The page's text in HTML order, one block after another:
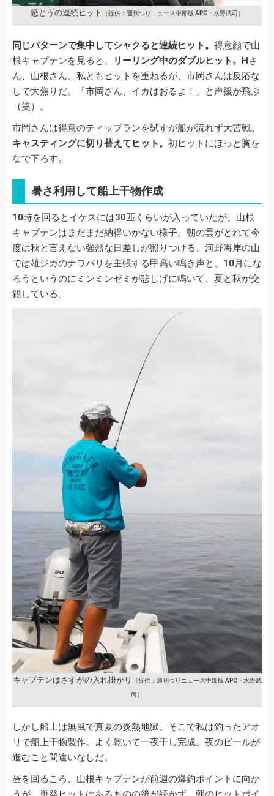
怒とうの連続ヒット （提供：週刊つりニュース中部版 APC・水野武司）
同じパターンで集中してシャクると連続ヒット。 得意顔で山
根キャプテンを見ると、
リーリング中のダブルヒット。 Hさ
ん、山根さん、私ともヒットを重ねるが、市岡さんは反応な
しで大焦りだ。「市岡さん、イカはおるよ！」と声援が飛ぶ
（笑）。
市岡さんは得意のティップランを試すが船が流れず大苦戦。
キャスティングに切り替えてヒット。 初ヒットにほっと胸を
なで下ろす。
暑さ利用して船上干物作成
10時を回るとイケスには30匹くらいが入っていたが、山根
キャプテンはまだまだ納得いかない様子。朝の雲がとれて今
度は秋と言えない強烈な日差しが照りつける、河野海岸の山
では雄ジカのナワバリを主張する甲高い鳴き声と、10月にな
ろうというのにミンミンゼミが悲しげに鳴いて、夏と秋が交
錯している。
キャプテンはさすがの入れ掛かり （提供：週刊つりニュース中部版 APC・水野武
司）
しかし船上は無風で真夏の炎熱地獄。そこで私は釣ったアオ
リで船上干物製作。よく乾いて一夜干し完成。夜のビールが
進むこと間違いなしだ。
昼を回るころ、山根キャプテンが前週の爆釣ポイントに向か